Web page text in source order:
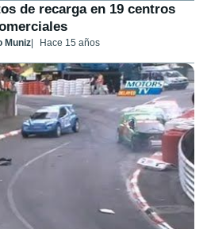
de recarga en 19 centros
Muniz Hace 15 años